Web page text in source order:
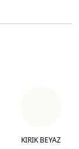
KIRIK BEYAZ